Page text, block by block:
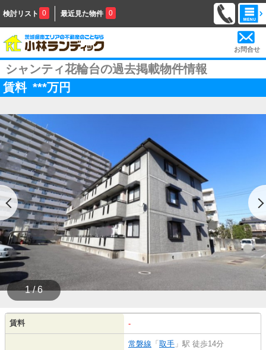
検討リスト 0 最近見た物件 0
お問合せ
シャンティ花輪台の過去掲載物件情報
賃料 ***万円
1 / 6
賃料 -
常磐線 「 取手 」駅 徒歩14分